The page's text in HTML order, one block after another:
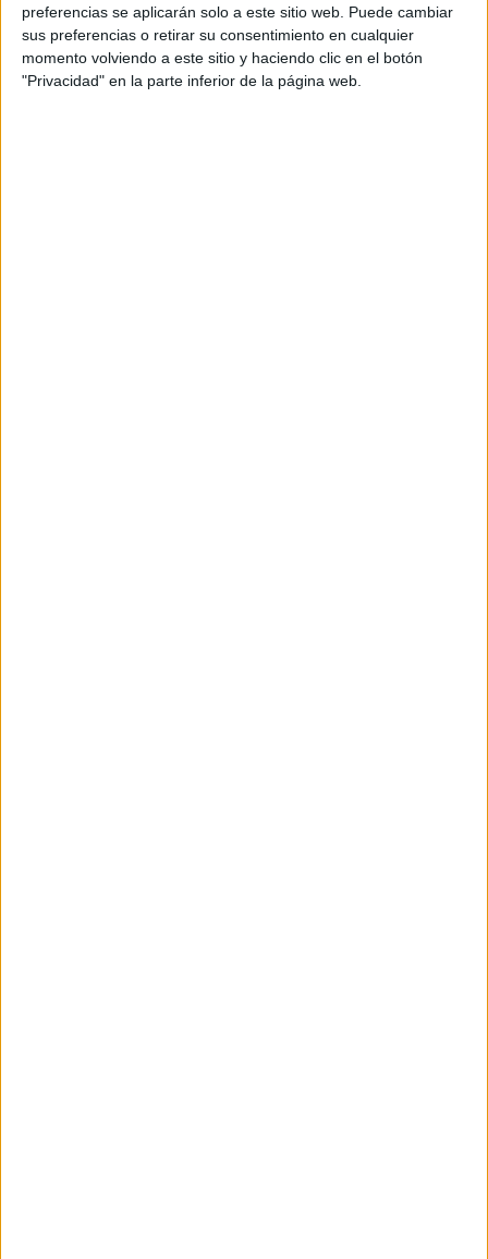
preferencias se aplicarán solo a este sitio web. Puede cambiar
sus preferencias o retirar su consentimiento en cualquier
momento volviendo a este sitio y haciendo clic en el botón
"Privacidad" en la parte inferior de la página web.
Notícia